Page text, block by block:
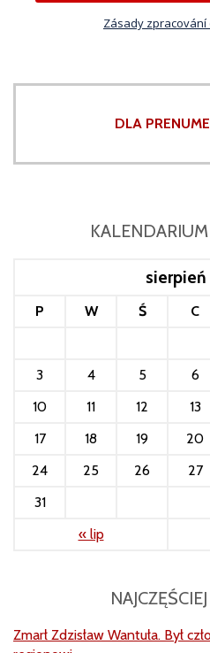
Zásady
DLA
P W Ś C
3
4 5 6
10
11 12 13
17
18 19 20
24
25 26 27
31
« lip
Zmarł Zdzisław Wantuła. Był